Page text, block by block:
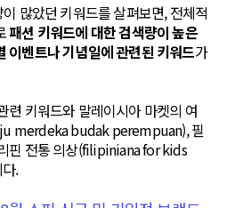
많았던 키워드를 살펴보면, 전체적
패션 키워드에 대한 검색량이 높은
이벤트나 기념일에 관련된 키워드가
련 키워드와 말레이시아 마켓의 여
merdeka budak perempuan), 필
핀 전통 의상(filipiniana for kids
.